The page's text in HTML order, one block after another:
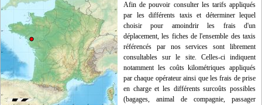
Afin de pouvoir consulter les tarifs appliqués
par les différents taxis et déterminer lequel
choisir pour amoindrir les frais d'un
déplacement, les fiches de l'ensemble des taxis
référencés par nos services sont librement
consultables sur le site. Celles-ci indiquent
notamment les coûts kilométriques appliqués
par chaque opérateur ainsi que les frais de prise
en charge et les différents surcoûts possibles
(bagages, animal de compagnie, passager